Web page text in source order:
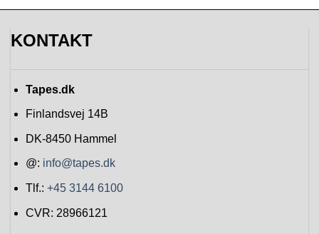
KONTAKT
Tapes.dk
Finlandsvej 14B
DK-8450 Hammel
@: info@tapes.dk
Tlf.: +45 3144 6100
CVR: 28966121